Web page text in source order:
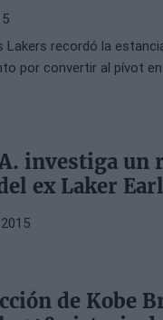
Lakers recordó la
por convertir al pívot en
investiga un
ex Laker
de Kobe